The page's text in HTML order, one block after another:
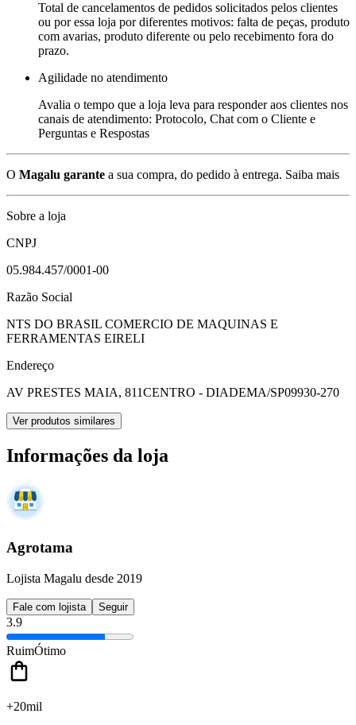
Total de cancelamentos de pedidos solicitados pelos clientes
ou por essa loja por diferentes motivos: falta de peças, produto
com avarias, produto diferente ou pelo recebimento fora do
prazo.
Agilidade no atendimento
Avalia o tempo que a loja leva para responder aos clientes nos
canais de atendimento: Protocolo, Chat com o Cliente e
Perguntas e Respostas
O Magalu garante a sua compra, do pedido à entrega. Saiba mais
Sobre a loja
CNPJ
05.984.457/0001-00
Razão Social
NTS DO BRASIL COMERCIO DE MAQUINAS E
FERRAMENTAS EIRELI
Endereço
AV PRESTES MAIA, 811CENTRO - DIADEMA/SP09930-270
Ver produtos similares
Informações da loja
Agrotama
Lojista Magalu desde 2019
Fale com lojista Seguir
3.9
RuimÓtimo
+20mil